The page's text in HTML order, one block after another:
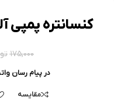
کنسانتره پمپي آلوئه ورا
۱۷۵,۰۰۰
در پیام رسان
مقایسه